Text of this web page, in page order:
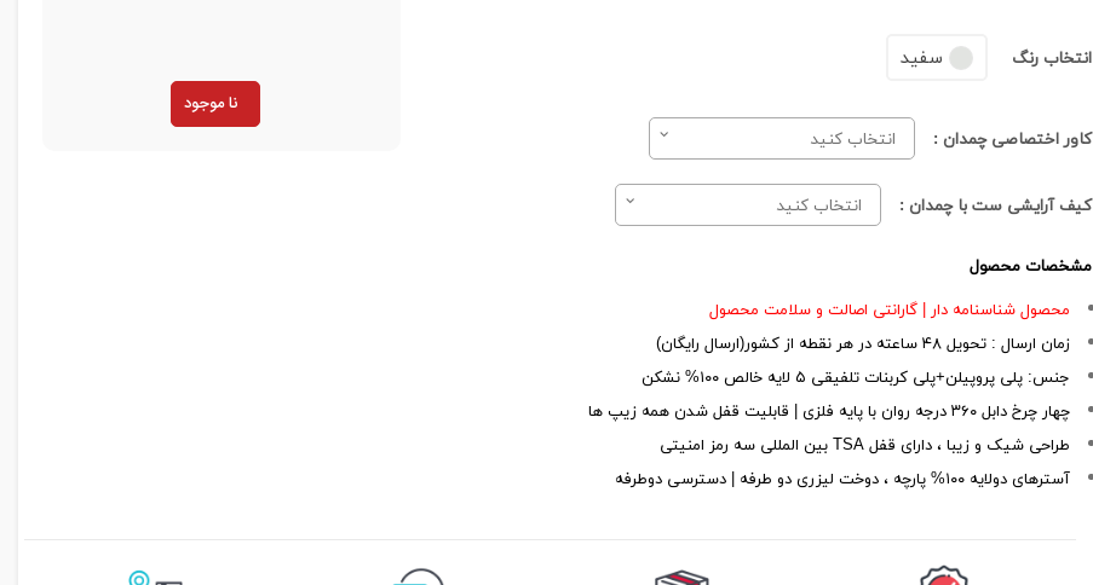
انتخاب رنگ سفید
کاور اختصاصی چمدان : انتخاب کنید
کیف آرایشی ست با چمدان : انتخاب کنید
مشخصات محصول
محصول شناسنامه دار | گارانتی اصالت و سلامت محصول
زمان ارسال : تحویل ۴۸ ساعته در هر نقطه از کشور(ارسال رایگان)
جنس: پلی پروپیلن+پلی کربنات تلفیقی ۵ لایه خالص ۱۰۰% نشکن
چهار چرخ دابل ۳۶۰ درجه روان با پایه فلزی | قابلیت قفل شدن همه زیپ ها
طراحی شیک و زیبا ، دارای قفل TSA بین المللی سه رمز امنیتی
آسترهای دولایه ۱۰۰% پارچه ، دوخت لیزری دو طرفه | دسترسی دوطرفه
نا موجود